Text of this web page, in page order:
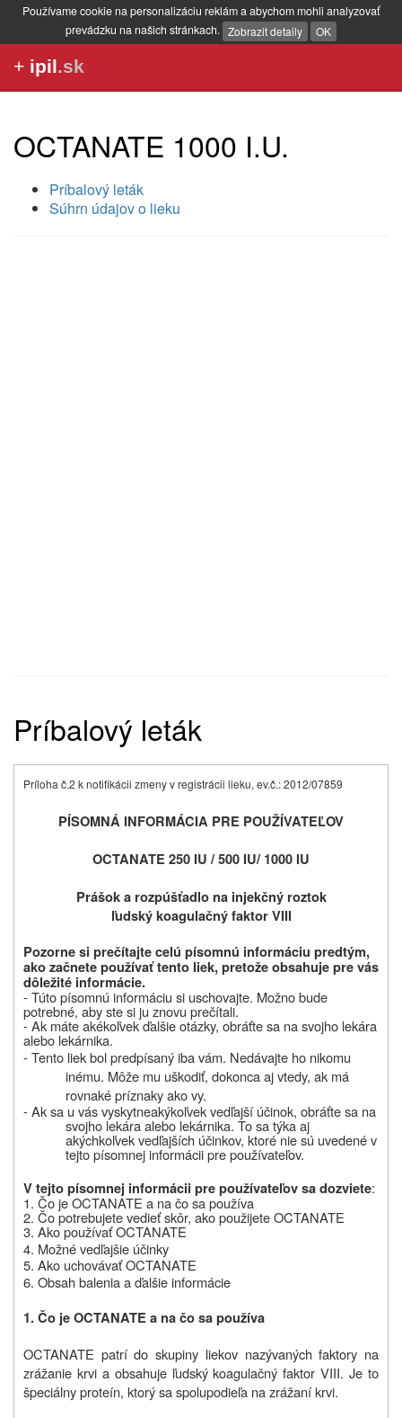
Používame cookie na personalizáciu reklám a abychom mohli analyzovať
prevádzku na našich stránkach. Zobrazit detaily OK
+ ipil.sk
OCTANATE 1000 I.U.
Príbalový leták
Súhrn údajov o lieku
Príbalový leták
Príloha č.2 k notifikácii zmeny v registrácii lieku, ev.č.: 2012/07859
PÍSOMNÁ INFORMÁCIA PRE POUŽÍVATEĽOV
OCTANATE 250 IU / 500 IU/ 1000 IU
Prášok a rozpúšťadlo na injekčný roztok
ľudský koagulačný faktor VIII
Pozorne si prečítajte celú písomnú informáciu predtým,
ako začnete používaťtento liek, pretože obsahuje pre vás
dôležité informácie.
- Túto písomnú informáciu si uschovajte. Možno bude
potrebné, aby ste si ju znovu prečítali.
- Ak máte akékoľvekďalšie otázky, obráťte sa na svojho lekára
alebo lekárnika.
- Tento liek bol predpísaný iba vám. Nedávajte ho nikomu
inému. Môže mu uškodiť, dokonca aj vtedy, ak má
rovnaké príznaky ako vy.
- Ak sa u vás vyskytneakýkoľvek vedľajší účinok, obráťte sa na
svojho lekára alebo lekárnika. To sa týka aj
akýchkoľvek vedľajších účinkov, ktoré nie sú uvedené v
tejto písomnej informácii pre používateľov.
V tejto písomnej informácii pre používateľov sa dozviete:
1. Čo jeOCTANATE a na čo sa používa
2. Čo potrebujete vedieť skôr, ako použijeteOCTANATE
3. Ako používaťOCTANATE
4. Možné vedľajšie účinky
5. Ako uchovávaťOCTANATE
6. Obsah balenia a ďalšie informácie
1. Čo jeOCTANATEa na čo sa používa
OCTANATE patrí do skupiny liekov nazývaných faktory na
zrážanie krvi a obsahuje ľudský koagulačný faktor VIII. Je to
špeciálny proteín, ktorý sa spolupodieľa na zrážaní krvi.